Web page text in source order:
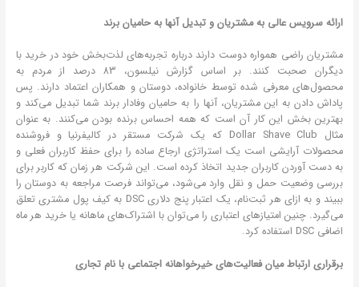
ارائه سرویس عالی به مشتریان و تبدیل آنها به حامیان برند
مشتریان راضی همواره دوست دارند درباره تجربه‌های لذت‌بخش خود در خرید با
دیگران صحبت کنند. بر اساس گزارش نیلسون، 83 درصد از مردم به
محصول‌های معرفی شده توسط خانواده، دوستان و همکاران اعتماد دارند. پس
پاداش دادن به این مشتریان، آنها را به حامیان وفادار برند شما تبدیل می‌کند و
بهترین بخش این کار آن است که همه احساس برنده بودن می‌کنند. به عنوان
مثال Dollar Shave Club که یک شرکت مستقر در کالیفرنیا و فروشنده
محصولات آرایشی است یک استراتژی ارجاع ساده را برای حفظ کاربران فعلی و
به دست آوردن کاربران جدید اتخاذ کرده است. این شرکت هر زمان که کاربر برای
بررسی وضعیت حمل و نقل وارد می‌شود، می‌تواند فرصت مراجعه به دوستان را
ببیند و به ازای هر ثبت‌نام، یک اعتبار پنج دلاری DSC به کیف پول مشتری تعلق
می‌گیرد. چنین امتیازهای اعتباری را می‌توان با اشتراک‌های ماهانه یا خرید هر ماه
اضافی DSC استفاده کرد.
برقراری ارتباط میان فعالیت‌های خیرخواهانه اجتماعی با نام تجاری